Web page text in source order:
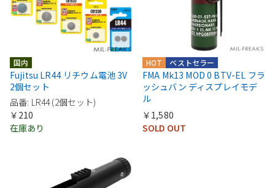
国内
Fujitsu LR44 リチウム電池 3V
2個セット
品番: LR44 (2個セット)
￥210
在庫あり
ベストセラー
HOT
FMA Mk13 MOD 0 BTV-EL フラ
ッシュバン ディスプレイモデ
ル
￥1,580
SOLD OUT